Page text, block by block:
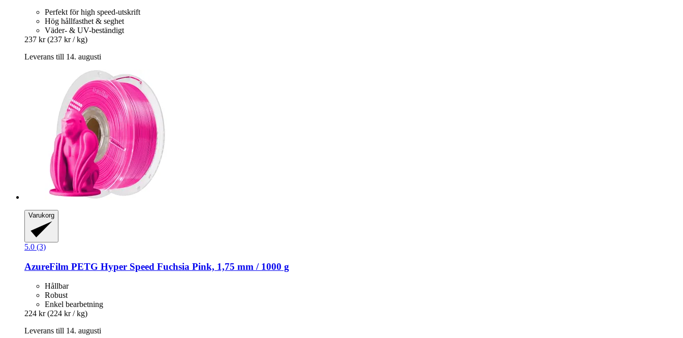
Perfekt för high speed-utskrift
Hög hållfasthet & seghet
Väder- & UV-beständigt
237 kr (237 kr / kg)
Leverans till 14. augusti
Varukorg
5.0 (3)
AzureFilm PETG Hyper Speed Fuchsia Pink, 1,75 mm / 1000 g
Hållbar
Robust
Enkel bearbetning
224 kr (224 kr / kg)
Leverans till 14. augusti